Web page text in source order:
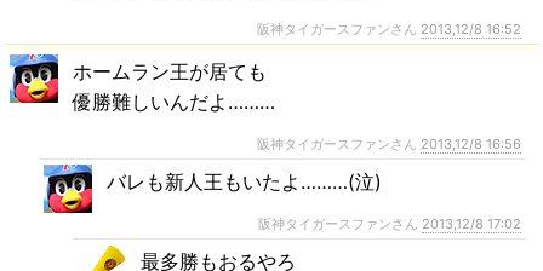
阪神タイガースファンさん 2013,12/8 16:52
ホームラン王が居ても
優勝難しいんだよ………
阪神タイガースファンさん 2013,12/8 16:56
バレも新人王もいたよ………(泣)
阪神タイガースファンさん 2013,12/8 17:02
最多勝もおるやろ